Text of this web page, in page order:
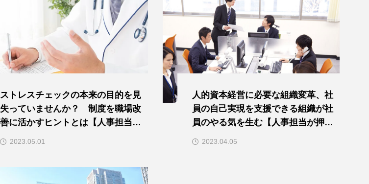
ストレスチェックの本来の目的を見
失っていませんか？ 制度を職場改
善に活かすヒントとは【人事担当が
2023.05.01
人的資本経営に必要な組織変革、社
員の自己実現を支援できる組織が社
員のやる気を生む【人事担当が押さ
2023.04.05